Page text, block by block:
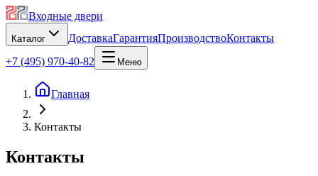
Входные двери
Каталог ДоставкаГарантияПроизводствоКонтакты
+7 (495) 970-40-82
Меню
Главная
Контакты
Контакты